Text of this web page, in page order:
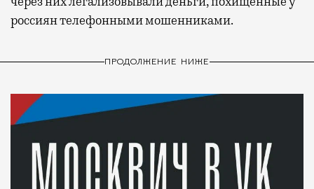
россиян телефонными мошенниками.
ПРОДОЛЖЕНИЕ НИЖЕ